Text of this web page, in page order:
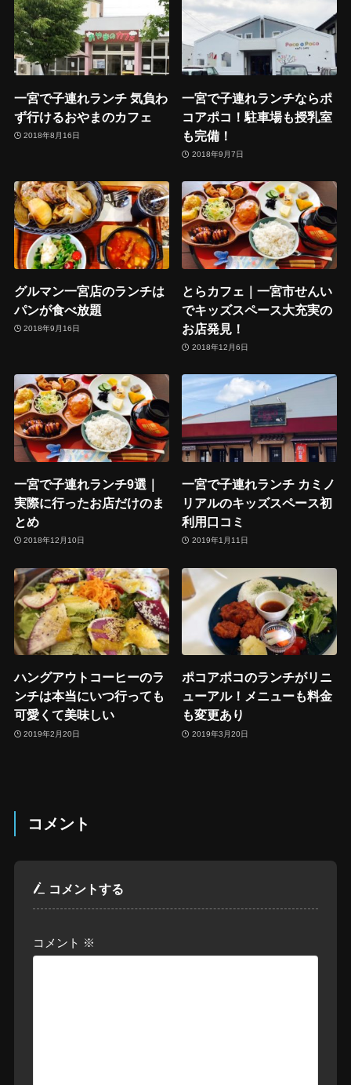
一宮で子連れランチ 気負わ
ず行けるおやまのカフェ
2018年8月16日
一宮で子連れランチならポ
コアポコ！駐車場も授乳室
も完備！
2018年9月7日
グルマン一宮店のランチは
パンが食べ放題
2018年9月16日
とらカフェ｜一宮市せんい
でキッズスペース大充実の
お店発見！
2018年12月6日
一宮で子連れランチ9選｜
実際に行ったお店だけのま
とめ
2018年12月10日
一宮で子連れランチ カミノ
リアルのキッズスペース初
利用口コミ
2019年1月11日
ハングアウトコーヒーのラ
ンチは本当にいつ行っても
可愛くて美味しい
2019年2月20日
ポコアポコのランチがリニ
ューアル！メニューも料金
も変更あり
2019年3月20日
コメント
コメントする
コメント ※